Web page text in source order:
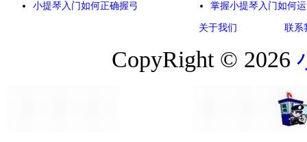
小提琴入门如何正确握弓 掌握小提琴入门如何
关于我们 联系
CopyRight © 2026